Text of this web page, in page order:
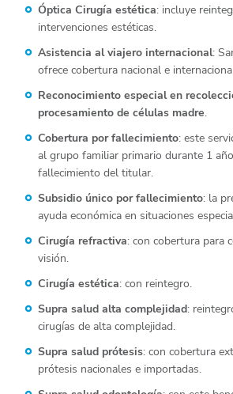
Óptica Cirugía estética: incluye
intervenciones estéticas.
Asistencia al viajero internacional:
ofrece cobertura nacional e
Reconocimiento especial en
procesamiento de células madre.
Cobertura por fallecimiento: este
al grupo familiar primario durante 1
fallecimiento del titular.
Subsidio único por fallecimiento: la
ayuda económica en situaciones
Cirugía refractiva: con cobertura para
visión.
Cirugía estética: con reintegro.
Supra salud alta complejidad:
cirugías de alta complejidad.
Supra salud prótesis: con cobertura
prótesis nacionales e importadas.